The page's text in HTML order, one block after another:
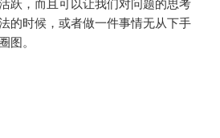
跃，而且可以让我们对问题的思考
的时候，或者做一件事情无从下手
图。